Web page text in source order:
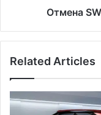
1
м
п
а
Отмена
Related Articles